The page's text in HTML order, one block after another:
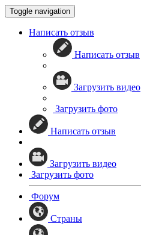
Toggle navigation
Написать отзыв
Написать отзыв
Загрузить видео
Загрузить фото
Написать отзыв
Загрузить видео
Загрузить фото
Форум
Страны